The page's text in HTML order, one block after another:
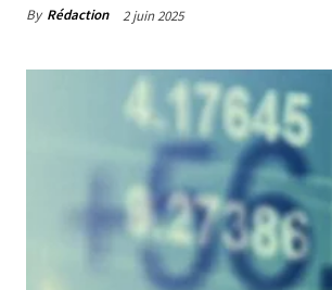
By Rédaction 2 juin 2025